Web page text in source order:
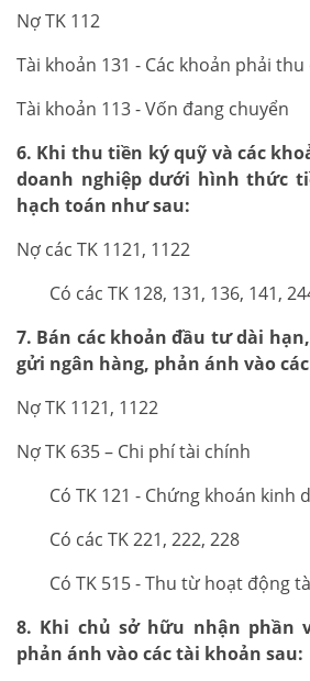
Nợ TK 112
Tài khoản 131 - Các khoản phải
Tài khoản 113 - Vốn đang chuyển
6. Khi thu tiền ký quỹ và các
doanh nghiệp dưới hình thức
hạch toán như sau:
Nợ các TK 1121, 1122
Có các TK 128, 131, 136, 141,
7. Bán các khoản đầu tư dài
gửi ngân hàng, phản ánh vào
Nợ TK 1121, 1122
Nợ TK 635 – Chi phí tài chính
Có TK 121 - Chứng khoán kinh
Có các TK 221, 222, 228
Có TK 515 - Thu từ hoạt động
8. Khi chủ sở hữu nhận phần
phản ánh vào các tài khoản sau: